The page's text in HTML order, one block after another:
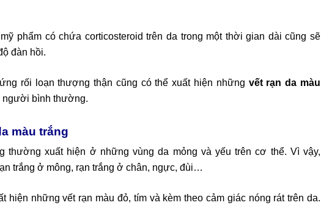
phẩm có chứa corticosteroid trên da trong một thời gian dài cũng sẽ
đàn hồi.
rối loạn thượng thận cũng có thể xuất hiện những vết rạn da màu
người bình thường.
màu trắng
thường xuất hiện ở những vùng da mỏng và yếu trên cơ thể. Vì vậy,
trắng ở mông, rạn trắng ở chân, ngực, đùi…
hiện những vết rạn màu đỏ, tím và kèm theo cảm giác nóng rát trên da.